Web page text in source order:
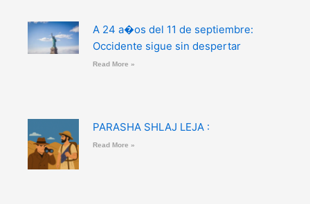
A 24 a�os del 11 de septiembre:
Occidente sigue sin despertar
Read More »
PARASHA SHLAJ LEJA :
Read More »